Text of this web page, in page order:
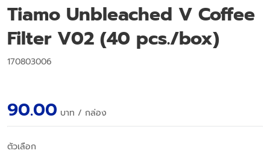
Tiamo Unbleached V Coffee
Filter V02 (40 pcs./box)
170803006
90.00 บาท / กล่อง
ตัวเลือก